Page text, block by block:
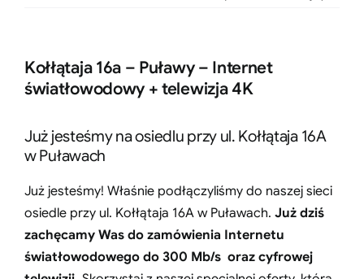
Kołłątaja 16a – Puławy – Internet
światłowodowy + telewizja 4K
Już jesteśmy na osiedlu przy ul. Kołłątaja 16A
w Puławach
Już jesteśmy! Właśnie podłączyliśmy do naszej sieci
osiedle przy ul. Kołłątaja 16A w Puławach. Już dziś
zachęcamy Was do zamówienia Internetu
światłowodowego do 300 Mb/s oraz cyfrowej